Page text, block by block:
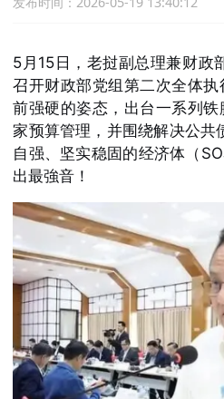
5月15日，老挝副总理兼财政
召开财政部党组第二次全体
前强硬的姿态，出台一系列
家预算管理，并围绕解决公共
自强、坚实稳固的经济体（
出最強音！